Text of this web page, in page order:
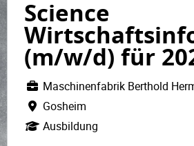
Science
(m/w/d) für
Maschinenfabrik Berthold
Gosheim
Ausbildung